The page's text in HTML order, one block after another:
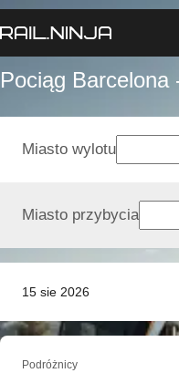
Pociąg Barcelona
15 sie 2026
Miasto wylotu
Miasto przybycia
Podróżnicy